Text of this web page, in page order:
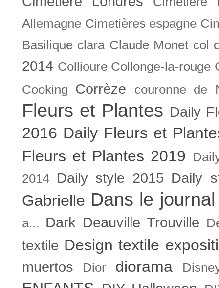
Allemagne Cimetières espagne
Basilique clara Claude Monet col
2014 Collioure Collonge-la-rouge
Cooking
Corrèze couronne de
Fleurs et Plantes Daily
2016 Daily Fleurs et
Fleurs et Plantes 2019
2014
Daily style 2015 Daily
Gabrielle Dans le journal
a... Dark Deauville Trouville
textile Design textile
muertos Dior diorama